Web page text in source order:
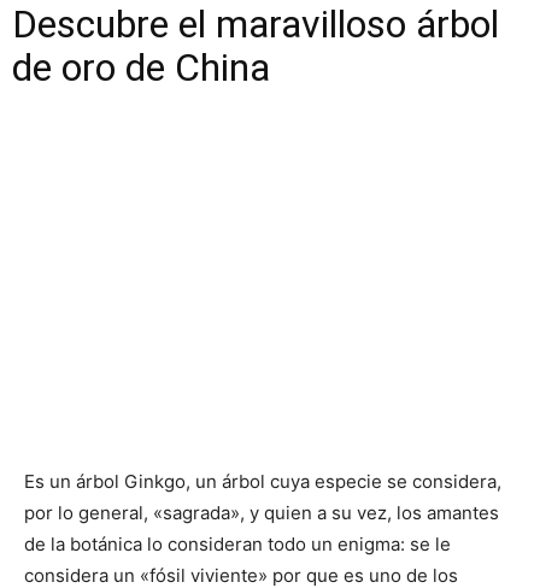
Descubre el maravilloso árbol
de oro de China
Es un árbol Ginkgo, un árbol cuya especie se considera,
por lo general, «sagrada», y quien a su vez, los amantes
de la botánica lo consideran todo un enigma: se le
considera un «fósil viviente» por que es uno de los